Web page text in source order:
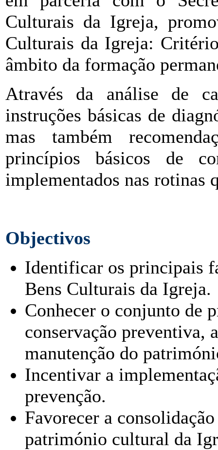
Culturais da Igreja,
Culturais da Igreja:
âmbito da formação
Através da análise de
instruções básicas de
mas também
princípios básicos de
implementados nas rotinas
Objectivos
Identificar os principais
Bens Culturais da Igreja.
Conhecer o conjunto de
conservação preventiva,
manutenção do
Incentivar a
prevenção.
Favorecer a
património cultural da